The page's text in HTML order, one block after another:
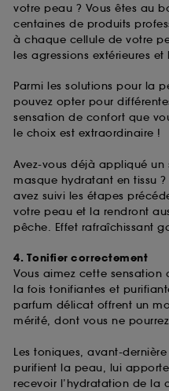
votre peau ? Vous êtes au
centaines de produits
à chaque cellule de votre
les agressions extérieures et
Parmi les solutions pour la
pouvez opter pour
sensation de confort que
le choix est extraordinaire !
Avez-vous déjà appliqué
masque hydratant en tissu
avez suivi les étapes
votre peau et la rendront
pêche. Effet rafraîchissant
4. Tonifier correctement
Vous aimez cette sensation
la fois tonifiantes et
parfum délicat offrent un
mérité, dont vous ne
Les toniques, avant-
purifient la peau, lui
recevoir l’hydratation de la